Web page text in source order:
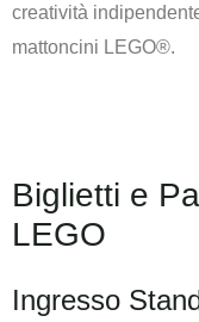
creatività
mattoncini LEGO®.
Biglietti e
LEGO
Ingresso